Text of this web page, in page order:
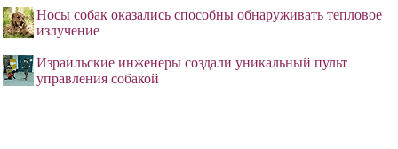
Носы собак оказались способны обнаруживать тепловое
излучение
Израильские инженеры создали уникальный пульт
управления собакой